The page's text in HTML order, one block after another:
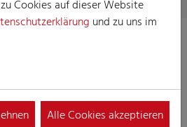
Party
Cookies auf dieser Website
und zu uns im
Alle Cookies akzeptieren